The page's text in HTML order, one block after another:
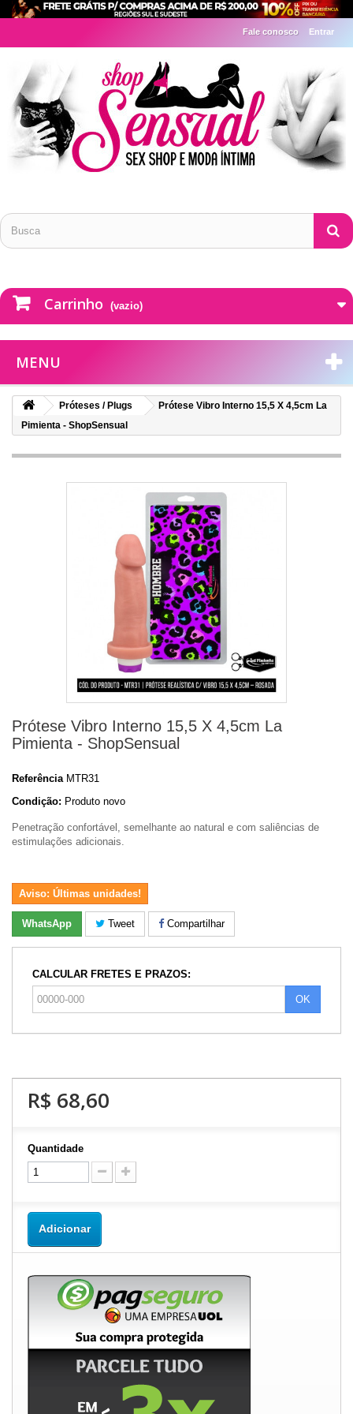
Entrar
Fale conosco
Carrinho (vazio)
MENU
Próteses / Plugs
Prótese Vibro Interno 15,5 X 4,5cm La
Pimienta - ShopSensual
Prótese Vibro Interno 15,5 X 4,5cm La
Pimienta - ShopSensual
Referência MTR31
Condição: Produto novo
Penetração confortável, semelhante ao natural e com saliências de
estimulações adicionais.
Aviso: Últimas unidades!
WhatsApp Tweet Compartilhar
CALCULAR FRETES E PRAZOS:
OK
R$ 68,60
Quantidade
Adicionar